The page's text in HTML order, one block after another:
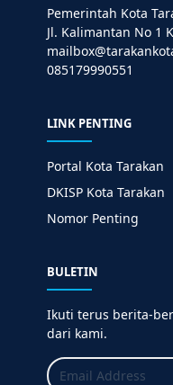
Pemerintah Kota
Jl. Kalimantan No 1
085179990551
LINK PENTING
Portal Kota Tarakan
DKISP Kota Tarakan
Nomor Penting
BULETIN
Ikuti terus berita-
dari kami.